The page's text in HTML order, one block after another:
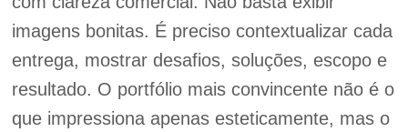
imagens bonitas. É preciso contextualizar cada
entrega, mostrar desafios, soluções, escopo e
resultado. O portfólio mais convincente não é o
que impressiona apenas esteticamente, mas o